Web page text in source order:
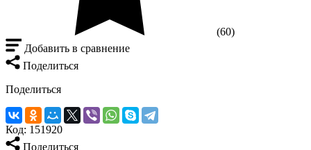
(60)
Добавить в сравнение
Поделиться
Поделиться
Код: 151920
Поделиться